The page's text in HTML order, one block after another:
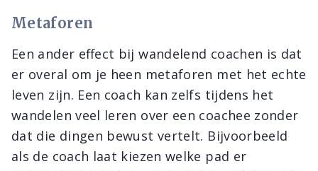
Metaforen
Een ander effect bij wandelend coachen is dat
er overal om je heen metaforen met het echte
leven zijn. Een coach kan zelfs tijdens het
wandelen veel leren over een coachee zonder
dat die dingen bewust vertelt. Bijvoorbeeld
als de coach laat kiezen welke pad er